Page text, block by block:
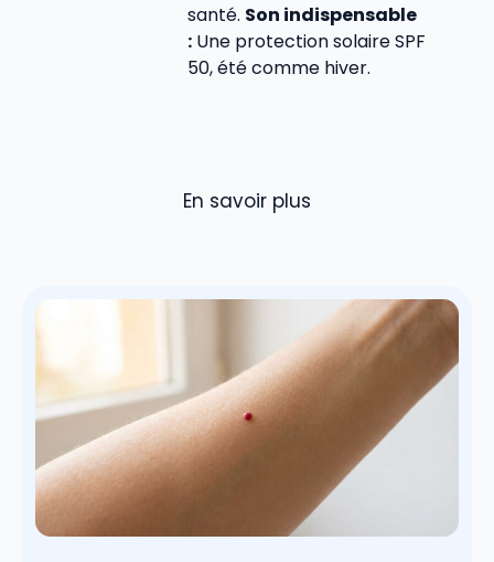
santé. Son indispensable
: Une protection solaire SPF
50, été comme hiver.
En savoir plus